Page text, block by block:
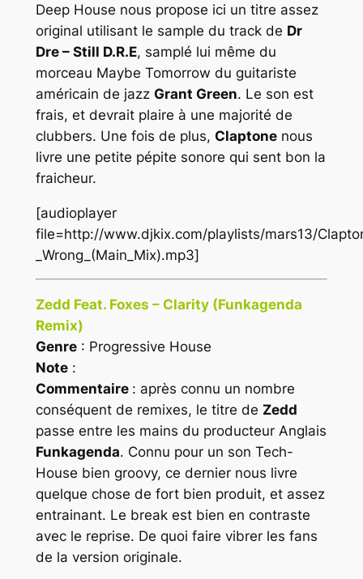
Deep House nous propose ici un titre assez
original utilisant le sample du track de Dr
Dre – Still D.R.E, samplé lui même du
morceau Maybe Tomorrow du guitariste
américain de jazz Grant Green. Le son est
frais, et devrait plaire à une majorité de
clubbers. Une fois de plus, Claptonenous
livre une petite pépite sonore qui sent bon la
fraicheur.
[audioplayer
file=http://www.djkix.com/playlists/mars13/
_Wrong_(Main_Mix).mp3]
Zedd Feat. Foxes – Clarity (Funkagenda
Remix)
Genre: Progressive House
Note:
Commentaire : après connu un nombre
conséquent de remixes, le titre de Zedd
passe entre les mains du producteur Anglais
Funkagenda. Connu pour un son Tech-
House bien groovy, ce dernier nous livre
quelque chose de fort bien produit, et assez
entrainant. Le break est bien en contraste
avec le reprise. De quoi faire vibrer les fans
de la version originale.